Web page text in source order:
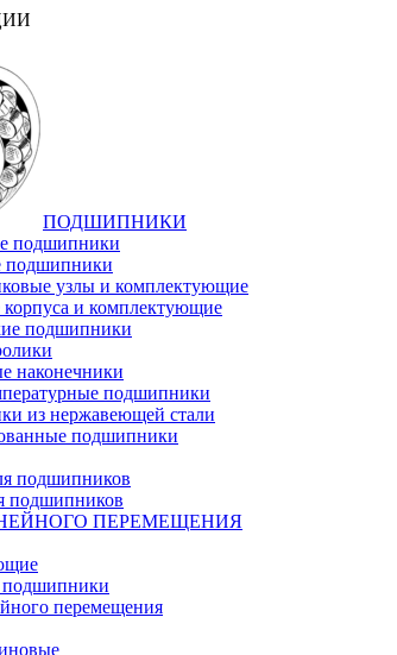
ПОДШИПНИКИ
подшипники
подшипники
узлы и комплектующие
корпуса и комплектующие
подшипники
наконечники
подшипники
из нержавеющей стали
подшипники
подшипников
подшипников
ПЕРЕМЕЩЕНИЯ
перемещения